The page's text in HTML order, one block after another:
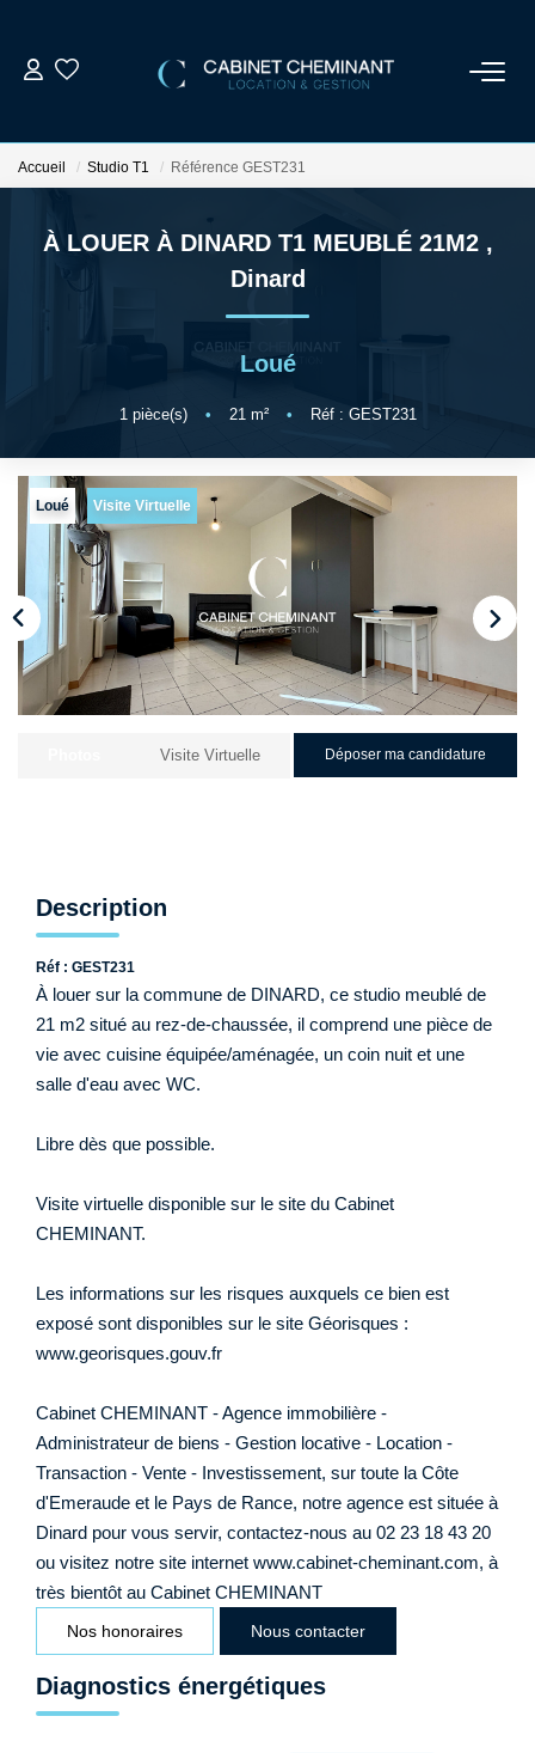
LOUER
VENDRE
GESTION LOCATIVE
NOS AGENCES
Qui Sommes-Nous ?
Nos Biens Loués
Nos Actualités
EXTRANET
CONTACT
Accueil Studio T1 Référence GEST231
À LOUER À DINARD T1 MEUBLÉ 21M2 ,
Dinard
Loué
1 pièce(s) • 21 m² • Réf : GEST231
Loué Visite Virtuelle
Visite Virtuelle Déposer ma candidature
Description
Réf : GEST231
À louer sur la commune de DINARD, ce studio meublé de
21 m2 situé au rez-de-chaussée, il comprend une pièce de
vie avec cuisine équipée/aménagée, un coin nuit et une
salle d'eau avec WC.
Libre dès que possible.
Visite virtuelle disponible sur le site du Cabinet
CHEMINANT.
Les informations sur les risques auxquels ce bien est
exposé sont disponibles sur le site Géorisques :
www.georisques.gouv.fr
Cabinet CHEMINANT - Agence immobilière -
Administrateur de biens - Gestion locative - Location -
Transaction - Vente - Investissement, sur toute la Côte
d'Emeraude et le Pays de Rance, notre agence est située à
Dinard pour vous servir, contactez-nous au 02 23 18 43 20
ou visitez notre site internet www.cabinet-cheminant.com, à
très bientôt au Cabinet CHEMINANT
Nos honoraires Nous contacter
Diagnostics énergétiques